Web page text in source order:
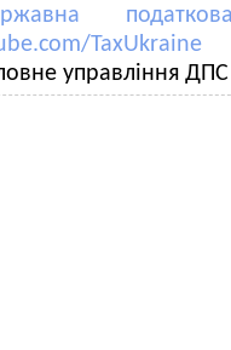
TaxUkraine
управління ДПС